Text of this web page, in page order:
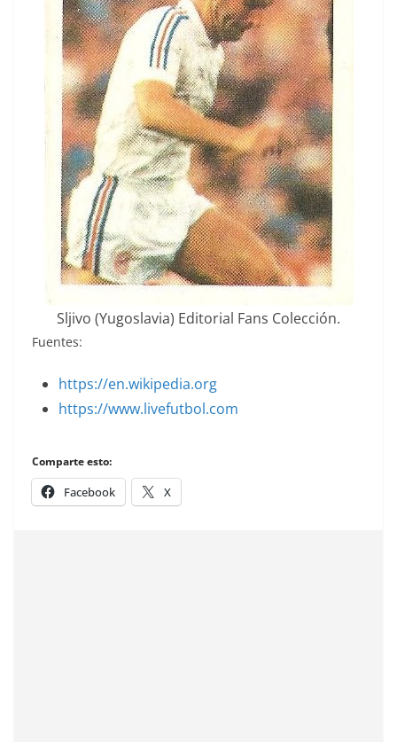
Sljivo (Yugoslavia) Editorial Fans Colección.
Fuentes:
https://en.wikipedia.org
https://www.livefutbol.com
Comparte esto:
Facebook X